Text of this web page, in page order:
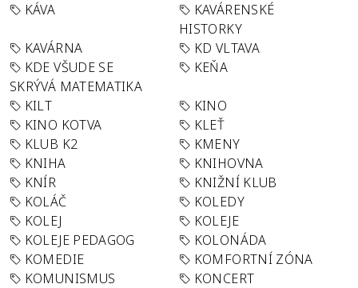
KÁVA
KAVÁRENSKÉ
HISTORKY
KAVÁRNA
KD VLTAVA
KDE VŠUDE SE
SKRÝVÁ MATEMATIKA
KEŇA
KILT
KINO
KINO KOTVA
KLEŤ
KLUB K2
KMENY
KNIHA
KNIHOVNA
KNÍR
KNIŽNÍ KLUB
KOLÁČ
KOLEDY
KOLEJ
KOLEJE
KOLEJE PEDAGOG
KOLONÁDA
KOMEDIE
KOMFORTNÍ ZÓNA
KOMUNISMUS
KONCERT